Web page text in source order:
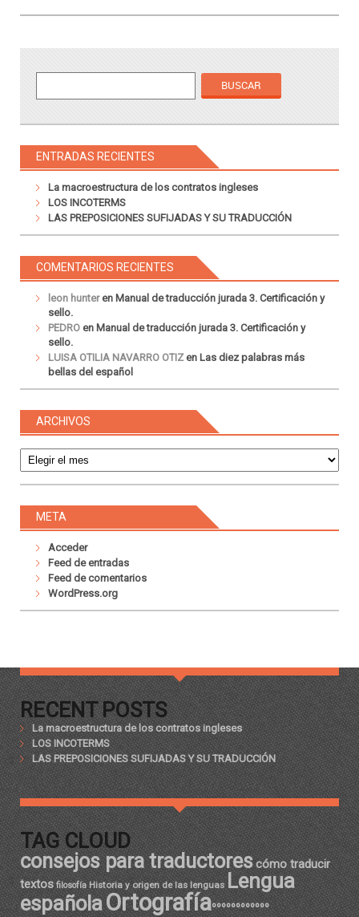
ENTRADAS RECIENTES
La macroestructura de los contratos ingleses
LOS INCOTERMS
LAS PREPOSICIONES SUFIJADAS Y SU TRADUCCIÓN
COMENTARIOS RECIENTES
leon hunteren Manual de traducción jurada 3. Certificación y
sello.
PEDRO en Manual de traducción jurada 3. Certificación y
sello.
LUISA OTILIA NAVARRO OTIZ en Las diez palabras más
bellas del español
ARCHIVOS
META
Acceder
Feed de entradas
Feed de comentarios
WordPress.org
RECENT POSTS
La macroestructura de los contratos ingleses
LOS INCOTERMS
LAS PREPOSICIONES SUFIJADAS Y SU TRADUCCIÓN
TAG CLOUD
consejos para traductorescómo traducir
textos filosofía Historia y origen de las lenguas Lengua
españolaOrtografíaºººººººººººº